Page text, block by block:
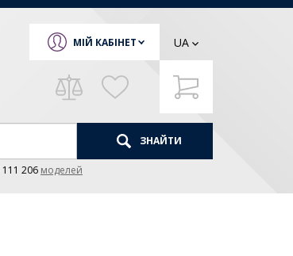
МІЙ КАБІНЕТ UA
ЗНАЙТИ
111 206 моделей